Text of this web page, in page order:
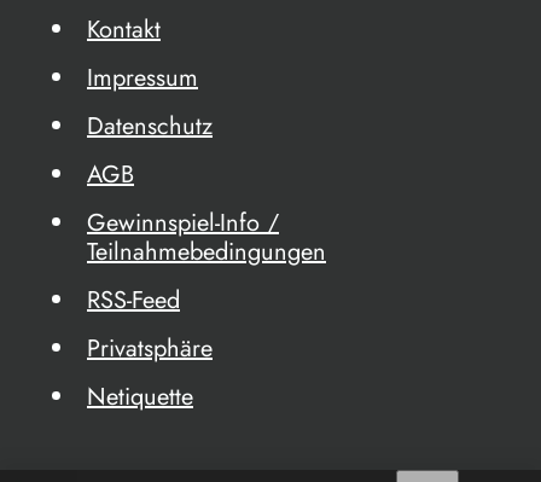
Kontakt
Impressum
Datenschutz
AGB
Gewinnspiel-Info /
Teilnahmebedingungen
RSS-Feed
Privatsphäre
Netiquette